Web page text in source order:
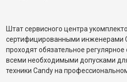
Штат сервисного центра
сертифицированными инженерами
проходят обязательное
всеми необходимыми допусками
техники Candy на